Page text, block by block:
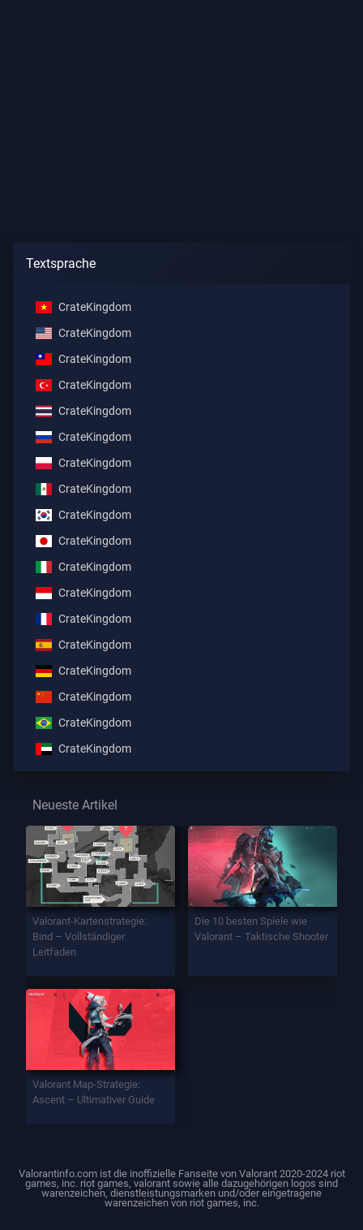
Textsprache
CrateKingdom
CrateKingdom
CrateKingdom
CrateKingdom
CrateKingdom
CrateKingdom
CrateKingdom
CrateKingdom
CrateKingdom
CrateKingdom
CrateKingdom
CrateKingdom
CrateKingdom
CrateKingdom
CrateKingdom
CrateKingdom
CrateKingdom
CrateKingdom
Neueste Artikel
Valorant-Kartenstrategie:
Bind – Vollständiger
Leitfaden
Die 10 besten Spiele wie
Valorant – Taktische Shooter
Valorant Map-Strategie:
Ascent – Ultimativer Guide
Valorantinfo.com ist die inoffizielle Fanseite von Valorant 2020-2024 riot
games, inc. riot games, valorant sowie alle dazugehörigen logos sind
warenzeichen, dienstleistungsmarken und/oder eingetragene
warenzeichen von riot games, inc.